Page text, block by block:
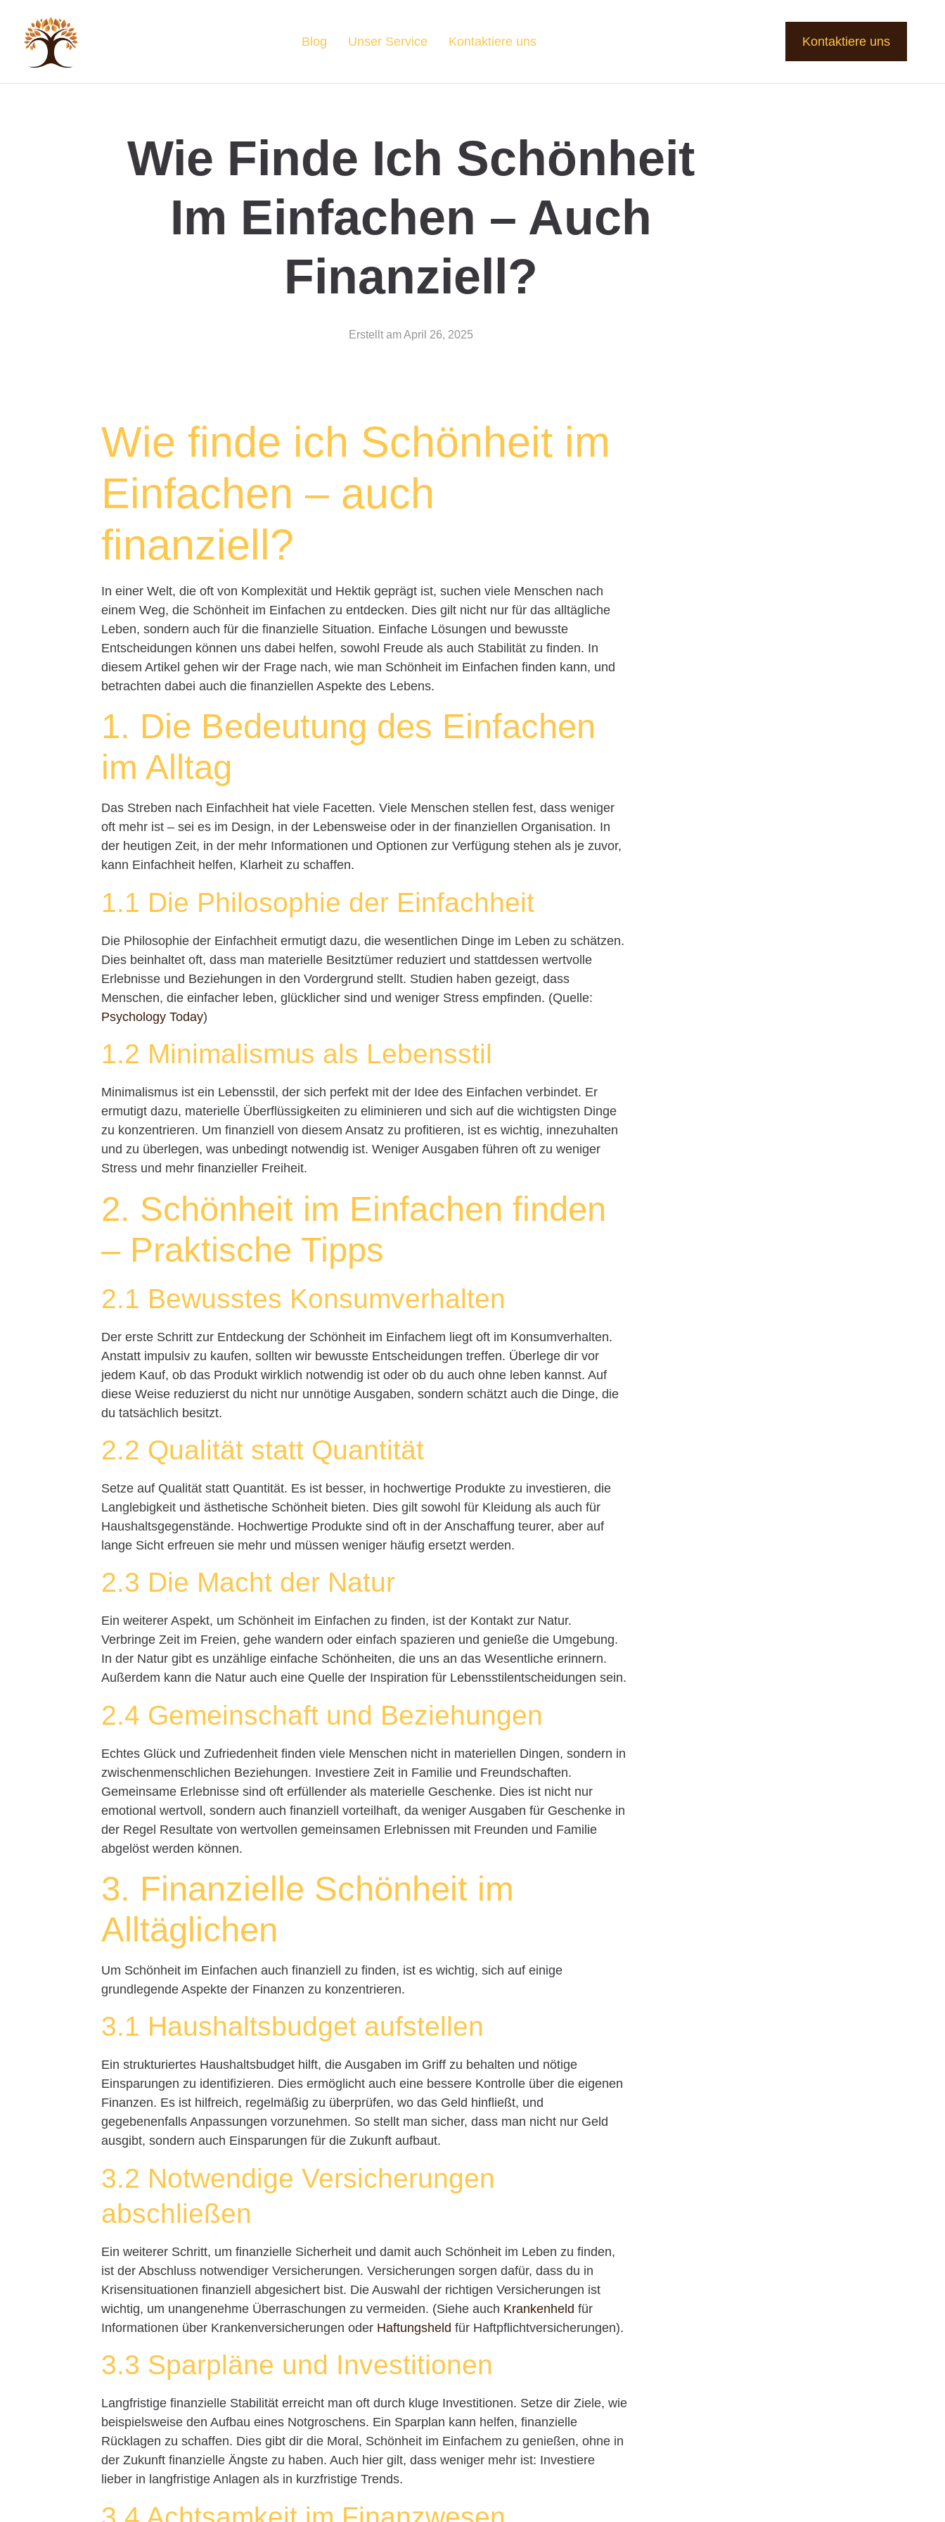
Blog Unser Service Kontaktiere uns Kontaktiere uns
Wie Finde Ich Schönheit
Im Einfachen – Auch
Finanziell?
Erstellt amApril 26, 2025
Wie finde ich Schönheit im
Einfachen – auch
finanziell?
In einer Welt, die oft von Komplexität und Hektik geprägt ist, suchen viele Menschen nach
einem Weg, die Schönheit im Einfachen zu entdecken. Dies gilt nicht nur für das alltägliche
Leben, sondern auch für die finanzielle Situation. Einfache Lösungen und bewusste
Entscheidungen können uns dabei helfen, sowohl Freude als auch Stabilität zu finden. In
diesem Artikel gehen wir der Frage nach, wie man Schönheit im Einfachen finden kann, und
betrachten dabei auch die finanziellen Aspekte des Lebens.
1. Die Bedeutung des Einfachen
im Alltag
Das Streben nach Einfachheit hat viele Facetten. Viele Menschen stellen fest, dass weniger
oft mehr ist – sei es im Design, in der Lebensweise oder in der finanziellen Organisation. In
der heutigen Zeit, in der mehr Informationen und Optionen zur Verfügung stehen als je zuvor,
kann Einfachheit helfen, Klarheit zu schaffen.
1.1 Die Philosophie der Einfachheit
Die Philosophie der Einfachheit ermutigt dazu, die wesentlichen Dinge im Leben zu schätzen.
Dies beinhaltet oft, dass man materielle Besitztümer reduziert und stattdessen wertvolle
Erlebnisse und Beziehungen in den Vordergrund stellt. Studien haben gezeigt, dass
Menschen, die einfacher leben, glücklicher sind und weniger Stress empfinden. (Quelle:
Psychology Today)
1.2 Minimalismus als Lebensstil
Minimalismus ist ein Lebensstil, der sich perfekt mit der Idee des Einfachen verbindet. Er
ermutigt dazu, materielle Überflüssigkeiten zu eliminieren und sich auf die wichtigsten Dinge
zu konzentrieren. Um finanziell von diesem Ansatz zu profitieren, ist es wichtig, innezuhalten
und zu überlegen, was unbedingt notwendig ist. Weniger Ausgaben führen oft zu weniger
Stress und mehr finanzieller Freiheit.
2. Schönheit im Einfachen finden
– Praktische Tipps
2.1 Bewusstes Konsumverhalten
Der erste Schritt zur Entdeckung der Schönheit im Einfachem liegt oft im Konsumverhalten.
Anstatt impulsiv zu kaufen, sollten wir bewusste Entscheidungen treffen. Überlege dir vor
jedem Kauf, ob das Produkt wirklich notwendig ist oder ob du auch ohne leben kannst. Auf
diese Weise reduzierst du nicht nur unnötige Ausgaben, sondern schätzt auch die Dinge, die
du tatsächlich besitzt.
2.2 Qualität statt Quantität
Setze auf Qualität statt Quantität. Es ist besser, in hochwertige Produkte zu investieren, die
Langlebigkeit und ästhetische Schönheit bieten. Dies gilt sowohl für Kleidung als auch für
Haushaltsgegenstände. Hochwertige Produkte sind oft in der Anschaffung teurer, aber auf
lange Sicht erfreuen sie mehr und müssen weniger häufig ersetzt werden.
2.3 Die Macht der Natur
Ein weiterer Aspekt, um Schönheit im Einfachen zu finden, ist der Kontakt zur Natur.
Verbringe Zeit im Freien, gehe wandern oder einfach spazieren und genieße die Umgebung.
In der Natur gibt es unzählige einfache Schönheiten, die uns an das Wesentliche erinnern.
Außerdem kann die Natur auch eine Quelle der Inspiration für Lebensstilentscheidungen sein.
2.4 Gemeinschaft und Beziehungen
Echtes Glück und Zufriedenheit finden viele Menschen nicht in materiellen Dingen, sondern in
zwischenmenschlichen Beziehungen. Investiere Zeit in Familie und Freundschaften.
Gemeinsame Erlebnisse sind oft erfüllender als materielle Geschenke. Dies ist nicht nur
emotional wertvoll, sondern auch finanziell vorteilhaft, da weniger Ausgaben für Geschenke in
der Regel Resultate von wertvollen gemeinsamen Erlebnissen mit Freunden und Familie
abgelöst werden können.
3. Finanzielle Schönheit im
Alltäglichen
Um Schönheit im Einfachen auch finanziell zu finden, ist es wichtig, sich auf einige
grundlegende Aspekte der Finanzen zu konzentrieren.
3.1 Haushaltsbudget aufstellen
Ein strukturiertes Haushaltsbudget hilft, die Ausgaben im Griff zu behalten und nötige
Einsparungen zu identifizieren. Dies ermöglicht auch eine bessere Kontrolle über die eigenen
Finanzen. Es ist hilfreich, regelmäßig zu überprüfen, wo das Geld hinfließt, und
gegebenenfalls Anpassungen vorzunehmen. So stellt man sicher, dass man nicht nur Geld
ausgibt, sondern auch Einsparungen für die Zukunft aufbaut.
3.2 Notwendige Versicherungen
abschließen
Ein weiterer Schritt, um finanzielle Sicherheit und damit auch Schönheit im Leben zu finden,
ist der Abschluss notwendiger Versicherungen. Versicherungen sorgen dafür, dass du in
Krisensituationen finanziell abgesichert bist. Die Auswahl der richtigen Versicherungen ist
wichtig, um unangenehme Überraschungen zu vermeiden. (Siehe auch Krankenheld für
Informationen über Krankenversicherungen oder Haftungsheld für Haftpflichtversicherungen).
3.3 Sparpläne und Investitionen
Langfristige finanzielle Stabilität erreicht man oft durch kluge Investitionen. Setze dir Ziele, wie
beispielsweise den Aufbau eines Notgroschens. Ein Sparplan kann helfen, finanzielle
Rücklagen zu schaffen. Dies gibt dir die Moral, Schönheit im Einfachem zu genießen, ohne in
der Zukunft finanzielle Ängste zu haben. Auch hier gilt, dass weniger mehr ist: Investiere
lieber in langfristige Anlagen als in kurzfristige Trends.